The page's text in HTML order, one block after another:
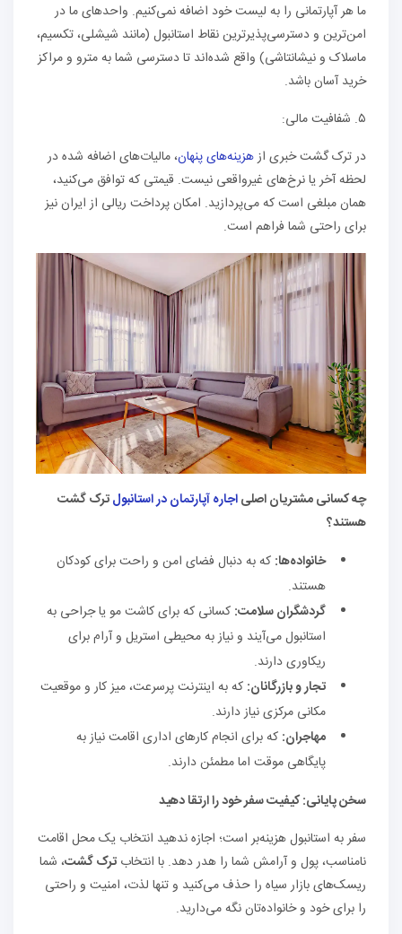
ما هر آپارتمانی را به لیست خود اضافه نمی‌کنیم. واحدهای ما در
امن‌ترین و دسترسی‌پذیرترین نقاط استانبول (مانند شیشلی، تکسیم،
ماسلاک و نیشانتاشی) واقع شده‌اند تا دسترسی شما به مترو و مراکز
خرید آسان باشد.
۵. شفافیت مالی:
در ترک گشت خبری ازهزینه‌های پنهان، مالیات‌های اضافه شده در
لحظه آخر یا نرخ‌های غیرواقعی نیست. قیمتی که توافق می‌کنید،
همان مبلغی است که می‌پردازید. امکان پرداخت ریالی از ایران نیز
برای راحتی شما فراهم است.
چه کسانی مشتریان اصلیاجاره آپارتمان در استانبولترک گشت
هستند؟
خانواده‌ها: که به دنبال فضای امن و راحت برای کودکان
هستند.
گردشگران سلامت: کسانی که برای کاشت مو یا جراحی به
استانبول می‌آیند و نیاز به محیطی استریل و آرام برای
ریکاوری دارند.
تجار و بازرگانان: که به اینترنت پرسرعت، میز کار و موقعیت
مکانی مرکزی نیاز دارند.
مهاجران: که برای انجام کارهای اداری اقامت نیاز به
پایگاهی موقت اما مطمئن دارند.
سخن پایانی: کیفیت سفر خود را ارتقا دهید
سفر به استانبول هزینه‌بر است؛ اجازه ندهید انتخاب یک محل اقامت
نامناسب، پول و آرامش شما را هدر دهد. با انتخاب ترک گشت، شما
ریسک‌های بازار سیاه را حذف می‌کنید و تنها لذت، امنیت و راحتی
را برای خود و خانواده‌تان نگه می‌دارید.